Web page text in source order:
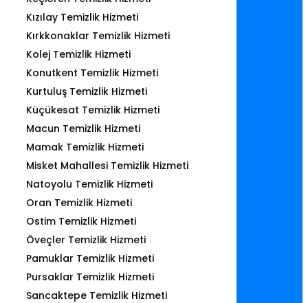
Kızılay Temizlik Hizmeti
Kırkkonaklar Temizlik Hizmeti
Kolej Temizlik Hizmeti
Konutkent Temizlik Hizmeti
Kurtuluş Temizlik Hizmeti
Küçükesat Temizlik Hizmeti
Macun Temizlik Hizmeti
Mamak Temizlik Hizmeti
Misket Mahallesi Temizlik Hizmeti
Natoyolu Temizlik Hizmeti
Oran Temizlik Hizmeti
Ostim Temizlik Hizmeti
Öveçler Temizlik Hizmeti
Pamuklar Temizlik Hizmeti
Pursaklar Temizlik Hizmeti
Sancaktepe Temizlik Hizmeti